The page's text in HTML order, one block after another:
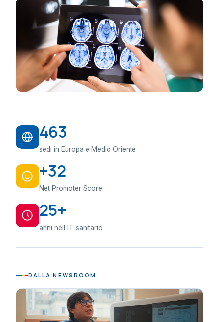
463
sedi in Europa e Medio Oriente
+32
Net Promoter Score
25+
anni nell'IT sanitario
DALLA NEWSROOM